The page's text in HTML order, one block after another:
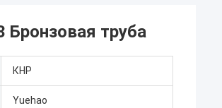
Бронзовая труба
КНР
Yuehao